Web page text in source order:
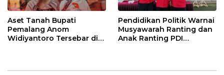
Aset Tanah Bupati
Pemalang Anom
Widiyantoro Tersebar di
Pendidikan Politik Warnai
Musyawarah Ranting dan
Anak Ranting PDI